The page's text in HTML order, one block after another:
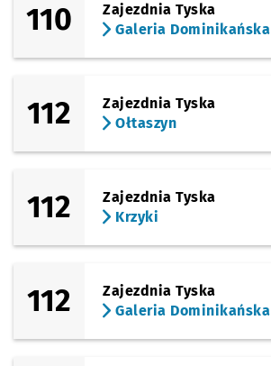
110
Zajezdnia Tyska
Galeria Dominikańska
112
Zajezdnia Tyska
Ołtaszyn
112
Zajezdnia Tyska
Krzyki
112
Zajezdnia Tyska
Galeria Dominikańska